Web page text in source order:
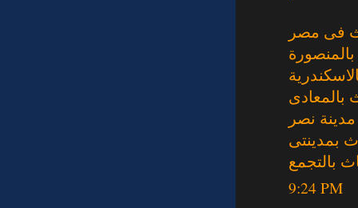
فى مصر
بالمعادى
نصر
بمدينتى
بالتجمع
9:24 PM